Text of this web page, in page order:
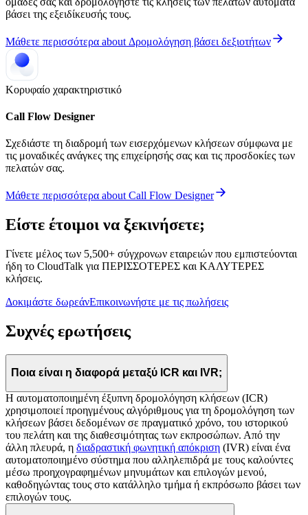
βάσει της εξειδίκευσής τους.
Μάθετε περισσότερα about Δρομολόγηση βάσει δεξιοτήτων
Κορυφαίο χαρακτηριστικό
Call Flow Designer
Σχεδιάστε τη διαδρομή των εισερχόμενων κλήσεων σύμφωνα με
τις μοναδικές ανάγκες της επιχείρησής σας και τις προσδοκίες των
πελατών σας.
Μάθετε περισσότερα about Call Flow Designer
Είστε έτοιμοι να ξεκινήσετε;
Γίνετε μέλος των 5,500+ σύγχρονων εταιρειών που εμπιστεύονται
ήδη το CloudTalk για ΠΕΡΙΣΣΟΤΕΡΕΣ και ΚΑΛΥΤΕΡΕΣ
κλήσεις.
Δοκιμάστε δωρεάνΕπικοινωνήστε με τις πωλήσεις
Συχνές ερωτήσεις
Ποια είναι η διαφορά μεταξύ ICR και IVR;
Η αυτοματοποιημένη έξυπνη δρομολόγηση κλήσεων (ICR)
χρησιμοποιεί προηγμένους αλγόριθμους για τη δρομολόγηση των
κλήσεων βάσει δεδομένων σε πραγματικό χρόνο, του ιστορικού
του πελάτη και της διαθεσιμότητας των εκπροσώπων. Από την
άλλη πλευρά, η διαδραστική φωνητική απόκριση (IVR) είναι ένα
αυτοματοποιημένο σύστημα που αλληλεπιδρά με τους καλούντες
μέσω προηχογραφημένων μηνυμάτων και επιλογών μενού,
καθοδηγώντας τους στο κατάλληλο τμήμα ή εκπρόσωπο βάσει των
επιλογών τους.